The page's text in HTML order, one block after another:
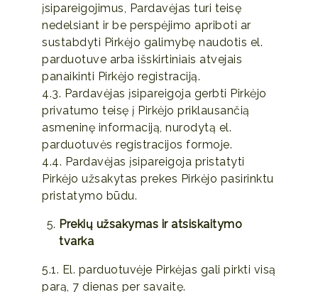
įsipareigojimus, Pardavėjas turi teisę
nedelsiant ir be perspėjimo apriboti ar
sustabdyti Pirkėjo galimybę naudotis el.
parduotuve arba išskirtiniais atvejais
panaikinti Pirkėjo registraciją.
4.3. Pardavėjas įsipareigoja gerbti Pirkėjo
privatumo teisę į Pirkėjo priklausančią
asmeninę informaciją, nurodytą el.
parduotuvės registracijos formoje.
4.4. Pardavėjas įsipareigoja pristatyti
Pirkėjo užsakytas prekes Pirkėjo pasirinktu
pristatymo būdu.
Prekių užsakymas ir atsiskaitymo
tvarka
5.1. El. parduotuvėje Pirkėjas gali pirkti visą
parą, 7 dienas per savaitę.